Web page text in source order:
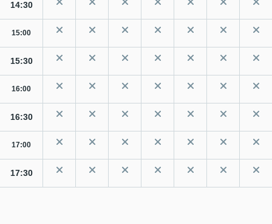
14:30
15:00
15:30
16:00
16:30
17:00
17:30